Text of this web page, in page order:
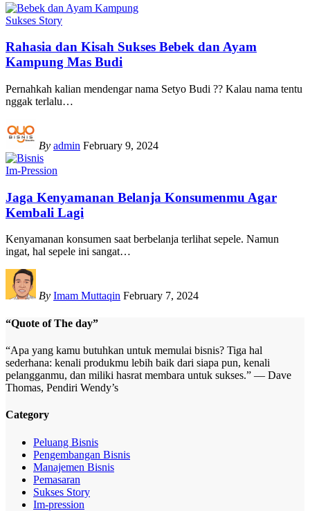
Sukses Story
Rahasia dan Kisah Sukses Bebek dan Ayam
Kampung Mas Budi
Pernahkah kalian mendengar nama Setyo Budi ?? Kalau nama tentu
nggak terlalu…
By admin February 9, 2024
Im-Pression
Jaga Kenyamanan Belanja Konsumenmu Agar
Kembali Lagi
Kenyamanan konsumen saat berbelanja terlihat sepele. Namun
ingat, hal sepele ini sangat…
By Imam Muttaqin February 7, 2024
“Quote of The day”
“Apa yang kamu butuhkan untuk memulai bisnis? Tiga hal
sederhana: kenali produkmu lebih baik dari siapa pun, kenali
pelangganmu, dan miliki hasrat membara untuk sukses.” — Dave
Thomas, Pendiri Wendy’s
Category
Peluang Bisnis
Pengembangan Bisnis
Manajemen Bisnis
Pemasaran
Sukses Story
Im-pression